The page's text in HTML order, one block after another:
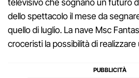
televisivo che sognano un futuro
dello spettacolo il mese da
quello di luglio. La nave Msc
croceristi la possibilità di